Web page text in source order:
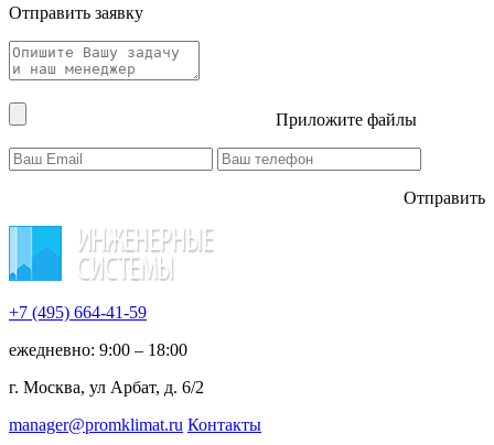
Отправить заявку
Приложите файлы
Отправить
+7 (495) 664-41-59
ежедневно: 9:00 – 18:00
г. Москва, ул Арбат, д. 6/2
manager@promklimat.ru Контакты